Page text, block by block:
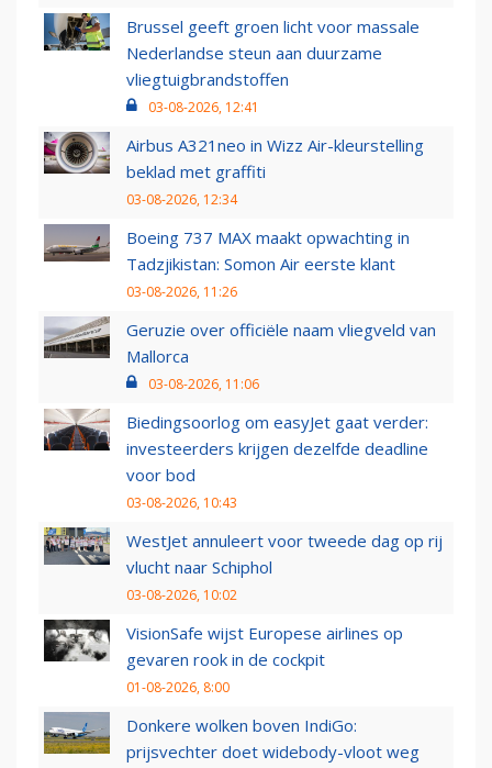
Brussel geeft groen licht voor massale
Nederlandse steun aan duurzame
vliegtuigbrandstoffen
03-08-2026, 12:41
Airbus A321neo in Wizz Air-kleurstelling
beklad met graffiti
03-08-2026, 12:34
Boeing 737 MAX maakt opwachting in
Tadzjikistan: Somon Air eerste klant
03-08-2026, 11:26
Geruzie over officiële naam vliegveld van
Mallorca
03-08-2026, 11:06
Biedingsoorlog om easyJet gaat verder:
investeerders krijgen dezelfde deadline
voor bod
03-08-2026, 10:43
WestJet annuleert voor tweede dag op rij
vlucht naar Schiphol
03-08-2026, 10:02
VisionSafe wijst Europese airlines op
gevaren rook in de cockpit
01-08-2026, 8:00
Donkere wolken boven IndiGo:
prijsvechter doet widebody-vloot weg